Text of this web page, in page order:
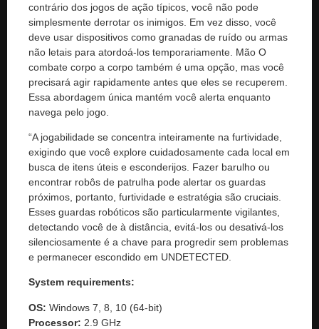
contrário dos jogos de ação típicos, você não pode
simplesmente derrotar os inimigos. Em vez disso, você
deve usar dispositivos como granadas de ruído ou armas
não letais para atordoá-los temporariamente. Mão O
combate corpo a corpo também é uma opção, mas você
precisará agir rapidamente antes que eles se recuperem.
Essa abordagem única mantém você alerta enquanto
navega pelo jogo.
“A jogabilidade se concentra inteiramente na furtividade,
exigindo que você explore cuidadosamente cada local em
busca de itens úteis e esconderijos. Fazer barulho ou
encontrar robôs de patrulha pode alertar os guardas
próximos, portanto, furtividade e estratégia são cruciais.
Esses guardas robóticos são particularmente vigilantes,
detectando você de à distância, evitá-los ou desativá-los
silenciosamente é a chave para progredir sem problemas
e permanecer escondido em UNDETECTED.
System requirements:
OS: Windows 7, 8, 10 (64-bit)
Processor: 2.9 GHz